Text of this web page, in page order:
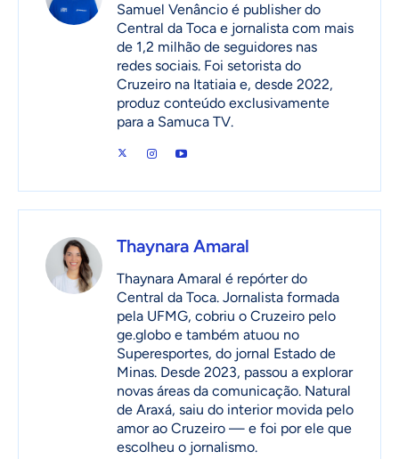
Samuel Venâncio é publisher do
Central da Toca e jornalista com mais
de 1,2 milhão de seguidores nas
redes sociais. Foi setorista do
Cruzeiro na Itatiaia e, desde 2022,
produz conteúdo exclusivamente
para a Samuca TV.
Thaynara Amaral
Thaynara Amaral é repórter do
Central da Toca. Jornalista formada
pela UFMG, cobriu o Cruzeiro pelo
ge.globo e também atuou no
Superesportes, do jornal Estado de
Minas. Desde 2023, passou a explorar
novas áreas da comunicação. Natural
de Araxá, saiu do interior movida pelo
amor ao Cruzeiro — e foi por ele que
escolheu o jornalismo.